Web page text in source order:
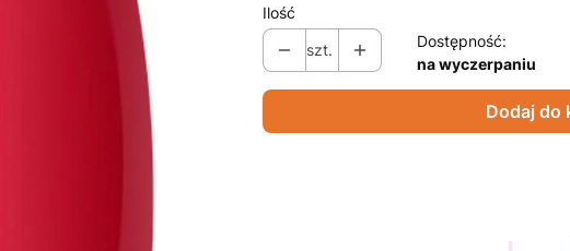
Ilość
szt.
Dostępność:
na wyczerpaniu
Dodaj do